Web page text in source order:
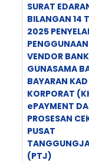
SURAT
BILANGAN 14
2025
VENDOR BANK
GUNASAMA
BAYARAN
KORPORAT
ePAYMENT
PROSESAN
PUSAT
(PTJ)